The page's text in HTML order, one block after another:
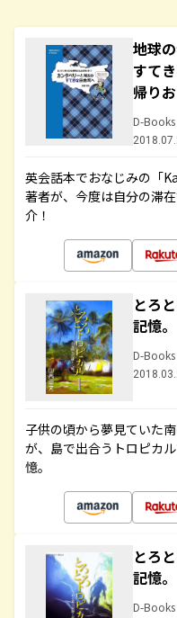
地球
すて
帰り
D-Books
英会話本でおなじみの「
著者が、今度は自分の滞
介！
とろ
記憶
D-Books
子供の頃から夢見ていた
が、島で出合うトロピカ
憶。
とろ
記憶
D-Books